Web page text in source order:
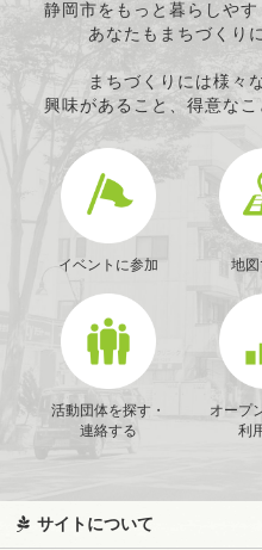
静岡市をもっと暮らしや
あなたもまちづくり
まちづくりには様々
興味があること、得意なこ
イベントに参加 地図
活動団体を探す・
連絡する
オープ
利
サイトについて